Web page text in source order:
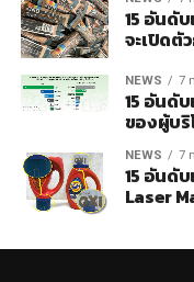
15 อันดั
จะเปิดตั
NEWS 7
15 อันดั
ของผู้บริ
NEWS 7
15 อันดั
Laser